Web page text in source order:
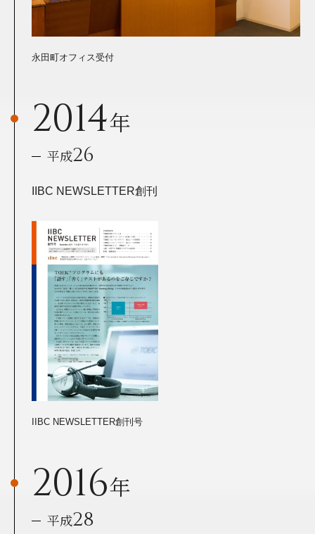
永田町オフィス受付
2014年
平成26
IIBC NEWSLETTER創刊
IIBC NEWSLETTER創刊号
2016年
平成28